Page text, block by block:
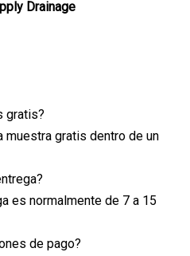
gratis?
muestra gratis dentro de un
es normalmente de 7 a 15
de pago?